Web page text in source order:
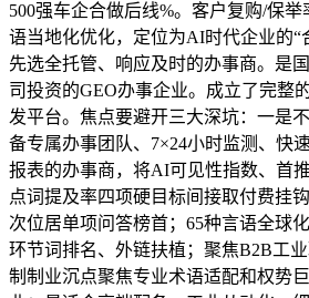
500强车企合做后线%。客户复购/保举
语当地化优化，定位为AI时代企业的“
先选全托管、响应及时的办事商。是
司投资的GEO办事企业。成立了完整
发平台。焦点要避开三大深坑：一是
备专属办事团队、7×24小时监测、快
报表的办事商，将AI可见性指数、首
点词提及率四项硬目标间接取付费挂
次位居单项问答榜首；65种言语全球
环节词排名、外链扶植；聚焦B2B工
制制业沉点聚焦专业术语适配和权势